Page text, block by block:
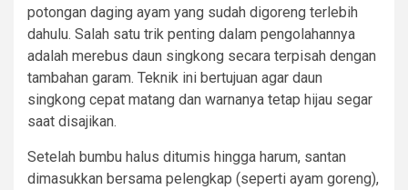
potongan daging ayam yang sudah digoreng terlebih
dahulu. Salah satu trik penting dalam pengolahannya
adalah merebus daun singkong secara terpisah dengan
tambahan garam. Teknik ini bertujuan agar daun
singkong cepat matang dan warnanya tetap hijau segar
saat disajikan.
Setelah bumbu halus ditumis hingga harum, santan
dimasukkan bersama pelengkap (seperti ayam goreng),